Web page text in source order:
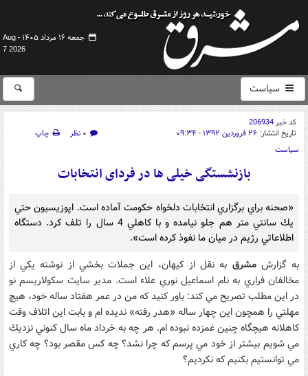
جمعه ۱۶ مرداد ۱۴۰۵ -
Aug
7 2026
سیاست
کد خبر206934
تاریخ انتشار: ۲۶ فروردین ۱۳۹۲ - ۰۹:۳۴ ۰ نظر
چاپ
سیاست
بازنشستگی خیلی ها در فردای انتخابات
«صحنه براي برگزاري انتخابات دلخواه حكومت آماده است. اپوزيسيون حتي
يك سانتي متر هم جلو نيامده و با كاهلي 4 سال را تلف كرد. دستگاه
اطلاعاتي رژيم در ميان ما نفوذ كرده است».
به گزارشمشرق به نقل از کیهان، اين جملات بخشي از نوشته يكي از
مخالفان فراري به نام اسماعيل نوري علاء است. مدير سايت سكولاريسم نو
در اين مطلب تصريح مي كند: باور كنيد كه من در عمر هفتاد ساله خود، هيچ
مهلتي را همچون اين چهار ساله «هدر رفته» نديده ام و بابت اين اتلاف وقت
كاهلانه هيچگاه چنين غمزده نبوده ام. هر چه به خرداد ماه سال كنوني نزديك
مي شويم بيشتر از خود مي پرسم كه چرا نشد؟ چه كس مقصر بود؟ چه كاري
مي توانستيم بكنيم كه نكرديم؟